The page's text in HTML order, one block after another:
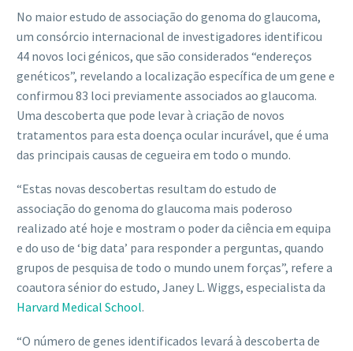
No maior estudo de associação do genoma do glaucoma,
um consórcio internacional de investigadores identificou
44 novos loci génicos, que são considerados “endereços
genéticos”, revelando a localização específica de um gene e
confirmou 83 loci previamente associados ao glaucoma.
Uma descoberta que pode levar à criação de novos
tratamentos para esta doença ocular incurável, que é uma
das principais causas de cegueira em todo o mundo.
“Estas novas descobertas resultam do estudo de
associação do genoma do glaucoma mais poderoso
realizado até hoje e mostram o poder da ciência em equipa
e do uso de ‘big data’ para responder a perguntas, quando
grupos de pesquisa de todo o mundo unem forças”, refere a
coautora sénior do estudo, Janey L. Wiggs, especialista da
Harvard Medical School.
“O número de genes identificados levará à descoberta de